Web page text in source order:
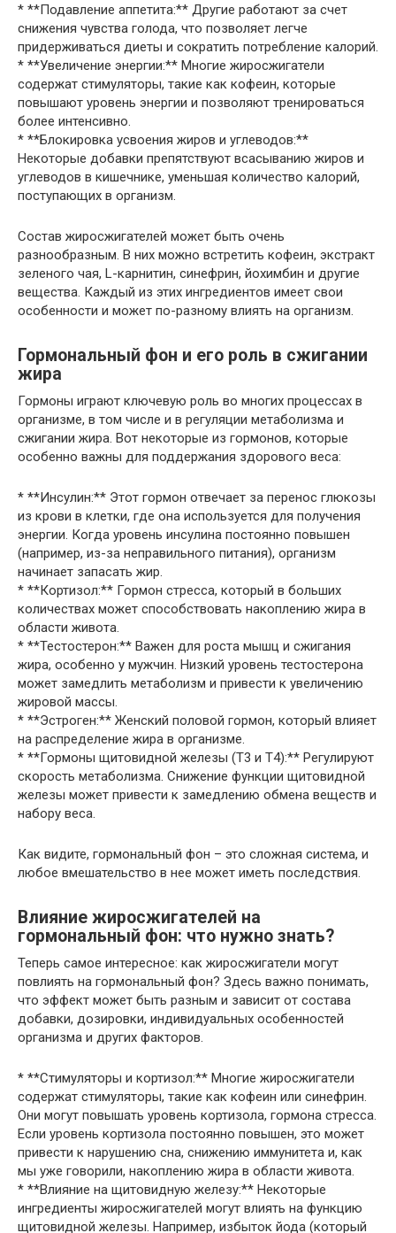
* **Подавление аппетита:** Другие работают за счет
снижения чувства голода, что позволяет легче
придерживаться диеты и сократить потребление калорий.
* **Увеличение энергии:** Многие жиросжигатели
содержат стимуляторы, такие как кофеин, которые
повышают уровень энергии и позволяют тренироваться
более интенсивно.
* **Блокировка усвоения жиров и углеводов:**
Некоторые добавки препятствуют всасыванию жиров и
углеводов в кишечнике, уменьшая количество калорий,
поступающих в организм.
Состав жиросжигателей может быть очень
разнообразным. В них можно встретить кофеин, экстракт
зеленого чая, L-карнитин, синефрин, йохимбин и другие
вещества. Каждый из этих ингредиентов имеет свои
особенности и может по-разному влиять на организм.
Гормональный фон и его роль в сжигании
жира
Гормоны играют ключевую роль во многих процессах в
организме, в том числе и в регуляции метаболизма и
сжигании жира. Вот некоторые из гормонов, которые
особенно важны для поддержания здорового веса:
* **Инсулин:** Этот гормон отвечает за перенос глюкозы
из крови в клетки, где она используется для получения
энергии. Когда уровень инсулина постоянно повышен
(например, из-за неправильного питания), организм
начинает запасать жир.
* **Кортизол:** Гормон стресса, который в больших
количествах может способствовать накоплению жира в
области живота.
* **Тестостерон:** Важен для роста мышц и сжигания
жира, особенно у мужчин. Низкий уровень тестостерона
может замедлить метаболизм и привести к увеличению
жировой массы.
* **Эстроген:** Женский половой гормон, который влияет
на распределение жира в организме.
* **Гормоны щитовидной железы (Т3 и Т4):** Регулируют
скорость метаболизма. Снижение функции щитовидной
железы может привести к замедлению обмена веществ и
набору веса.
Как видите, гормональный фон – это сложная система, и
любое вмешательство в нее может иметь последствия.
Влияние жиросжигателей на
гормональный фон: что нужно знать?
Теперь самое интересное: как жиросжигатели могут
повлиять на гормональный фон? Здесь важно понимать,
что эффект может быть разным и зависит от состава
добавки, дозировки, индивидуальных особенностей
организма и других факторов.
* **Стимуляторы и кортизол:** Многие жиросжигатели
содержат стимуляторы, такие как кофеин или синефрин.
Они могут повышать уровень кортизола, гормона стресса.
Если уровень кортизола постоянно повышен, это может
привести к нарушению сна, снижению иммунитета и, как
мы уже говорили, накоплению жира в области живота.
* **Влияние на щитовидную железу:** Некоторые
ингредиенты жиросжигателей могут влиять на функцию
щитовидной железы. Например, избыток йода (который